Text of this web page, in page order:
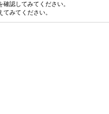
認してみてください。
みてください。